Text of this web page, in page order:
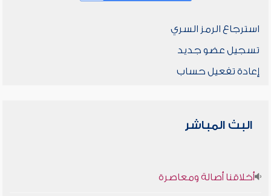
استرجاع الرمز السري
تسجيل عضو جديد
إعادة تفعيل حساب
البث المباشر
أخلاقنا أصالة ومعاصرة